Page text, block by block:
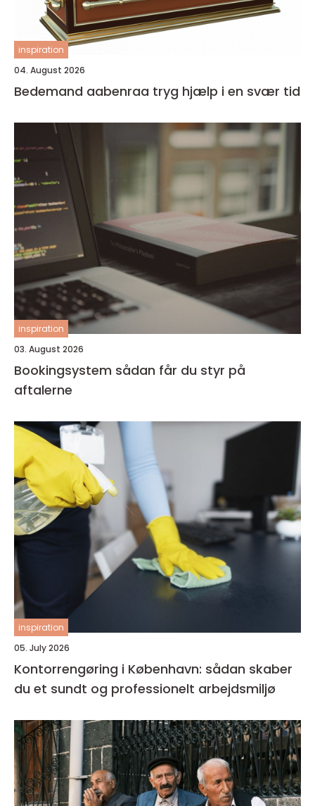
inspiration
04. August 2026
Bedemand aabenraa tryg hjælp i en svær tid
inspiration
03. August 2026
Bookingsystem sådan får du styr på
aftalerne
inspiration
05. July 2026
Kontorrengøring i København: sådan skaber
du et sundt og professionelt arbejdsmiljø